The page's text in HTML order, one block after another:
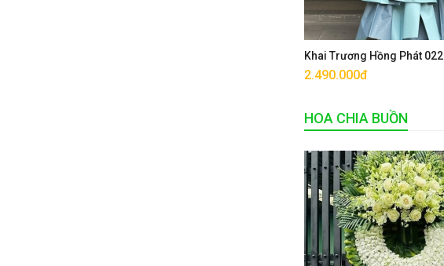
Khai Trương Hồng Phát 022
2.490.000đ
Mua ngay
HOA CHIA BUỒN